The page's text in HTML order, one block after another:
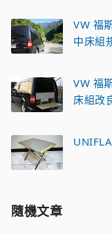
VW 福
中床組
VW 福
床組改
隨機文章